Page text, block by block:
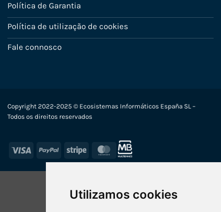
Utilizamos cookies
Política de Garantia
Política de utilização de cookies
Fale connosco
Copyright 2022-2025 © Ecosistemas Informáticos España SL –
Todos os direitos reservados
Visa PayPal Stripe MasterCard